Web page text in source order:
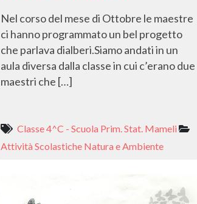
Nel corso del mese di Ottobre le maestre
ci hanno programmato un bel progetto
che parlava dialberi.Siamo andati in un
aula diversa dalla classe in cui c’erano due
maestri che […]
Classe 4^C - Scuola Prim. Stat. Mameli
Attività Scolastiche Natura e Ambiente